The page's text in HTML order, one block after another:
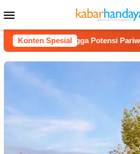
ke
kontenMobile
Konten Spesial
Jalan hingga Potensi Pariwisata